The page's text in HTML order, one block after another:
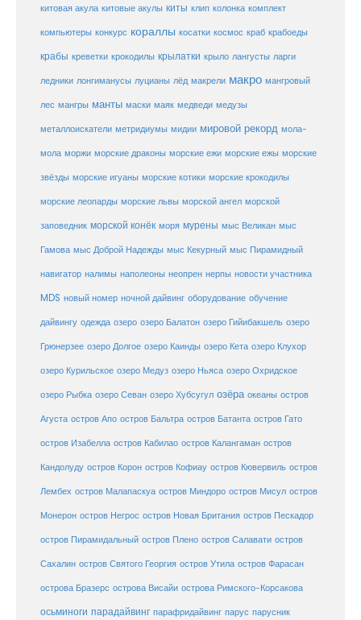
китовая акула китовые акулы киты клип колонка комплект
компьютеры конкурс кораллы косатки космос краб крабоеды
крабы креветки крокодилы крылатки крыло лангусты ларги
ледники лонгиманусы луцианы лёд макрели макро мангровый
лес мангры манты маски маяк медведи медузы
металлоискатели метридиумы мидии мировой рекорд мола-
мола моржи морские драконы морские ежи морские ежы морские
звёзды морские игуаны морские котики морские крокодилы
морские леопарды морские львы морской ангел морской
заповедник морской конёк моря мурены мыс Великан мыс
Гамова мыс Доброй Надежды мыс Кекурный мыс Пирамидный
навигатор налимы наполеоны неопрен нерпы новости участника
MDS новый номер ночной дайвинг оборудование обучение
дайвингу одежда озеро озеро Балатон озеро Гийибакшель озеро
Грюнерзее озеро Долгое озеро Каинды озеро Кета озеро Клухор
озеро Курильское озеро Медуз озеро Ньяса озеро Охридское
озеро Рыбка озеро Севан озеро Хубсугул озёра океаны остров
Агуста остров Апо остров Бальтра остров Батанта остров Гато
остров Изабелла остров Кабилао остров Калангаман остров
Кандолуду остров Корон остров Кофиау остров Кювервиль остров
Лембех остров Малапаскуа остров Миндоро остров Мисул остров
Монерон остров Негрос остров Новая Британия остров Пескадор
остров Пирамидальный остров Плено остров Салавати остров
Сахалин остров Святого Георгия остров Утила остров Фарасан
острова Бразерс острова Висайи острова Римского-Корсакова
осьминоги парадайвинг парафридайвинг парус парусник